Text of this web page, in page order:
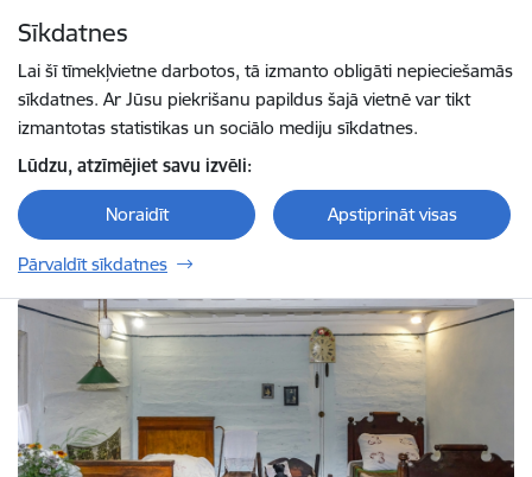
Sīkdatnes
Lai šī tīmekļvietne darbotos, tā izmanto obligāti nepieciešamās
sīkdatnes. Ar Jūsu piekrišanu papildus šajā vietnē var tikt
izmantotas statistikas un sociālo mediju sīkdatnes.
Lūdzu, atzīmējiet savu izvēli:
Noraidīt Apstiprināt visas
Pārvaldīt sīkdatnes
Ventspils muzejs